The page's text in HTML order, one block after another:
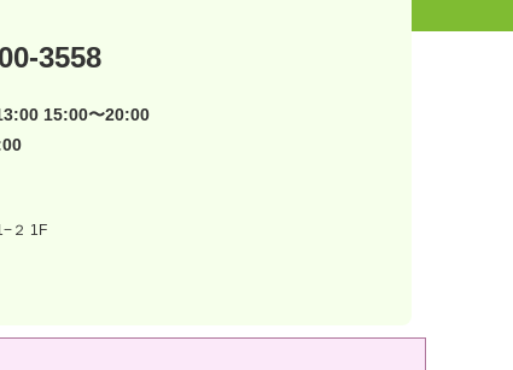
3558
15:00〜20:00
２ 1F